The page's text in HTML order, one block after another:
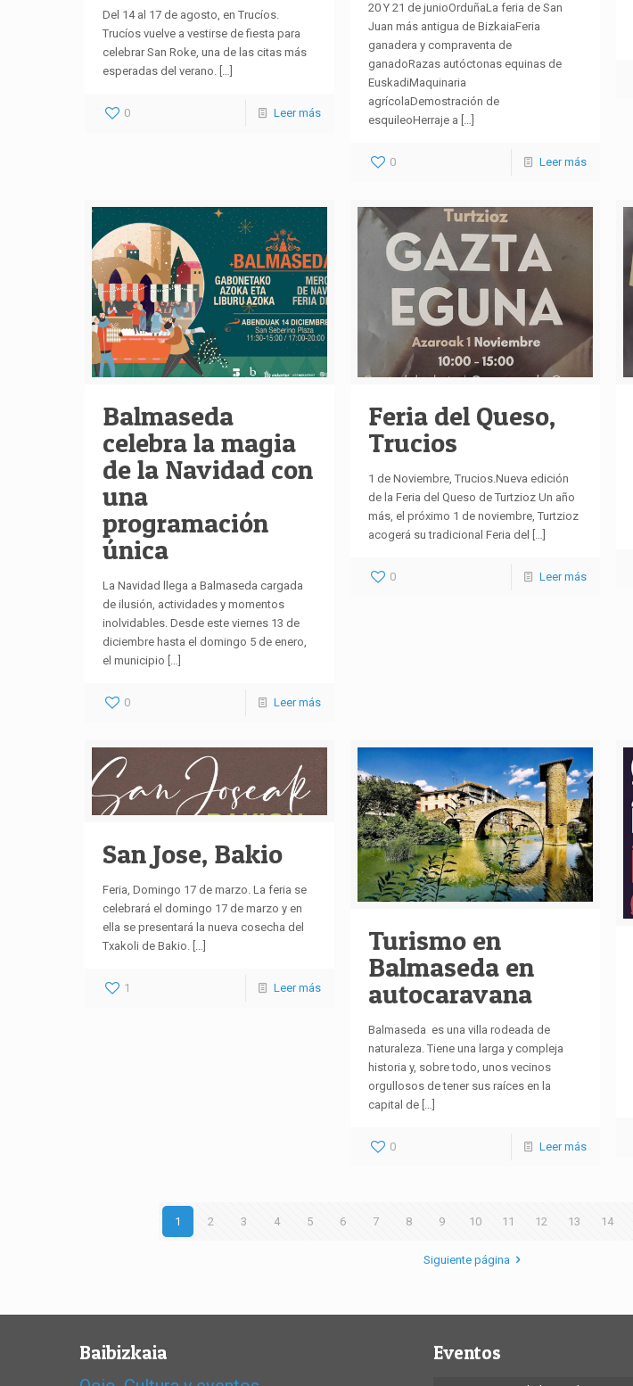
Del 14 al 17 de agosto, en Trucíos.
Trucíos vuelve a vestirse de fiesta para
celebrar San Roke, una de las citas más
esperadas del verano. […]
0 Leer más
20 Y 21 de junioOrduñaLa feria de San
Juan más antigua de BizkaiaFeria
ganadera y compraventa de
ganadoRazas autóctonas equinas de
EuskadiMaquinaria
agrícolaDemostración de
esquileoHerraje a […]
0 Leer más
Balmaseda
celebra la magia
de la Navidad con
una
programación
única
La Navidad llega a Balmaseda cargada
de ilusión, actividades y momentos
inolvidables. Desde este viernes 13 de
diciembre hasta el domingo 5 de enero,
el municipio […]
0 Leer más
Feria del Queso,
Trucios
1 de Noviembre, Trucios.Nueva edición
de la Feria del Queso de Turtzioz Un año
más, el próximo 1 de noviembre, Turtzioz
acogerá su tradicional Feria del
[…]
0 Leer más
San Jose, Bakio
Feria, Domingo 17 de marzo. La feria se
celebrará el domingo 17 de marzo y en
ella se presentará la nueva cosecha del
Txakoli de Bakio. […]
1 Leer más
Turismo en
Balmaseda en
autocaravana
Balmaseda es una villa rodeada de
naturaleza. Tiene una larga y compleja
historia y, sobre todo, unos vecinos
orgullosos de tener sus raíces en la
capital de[…]
0 Leer más
1 2 3 4 5 6 7 8 9 10 11 12 13 14
Siguiente página
Baibizkaia Eventos